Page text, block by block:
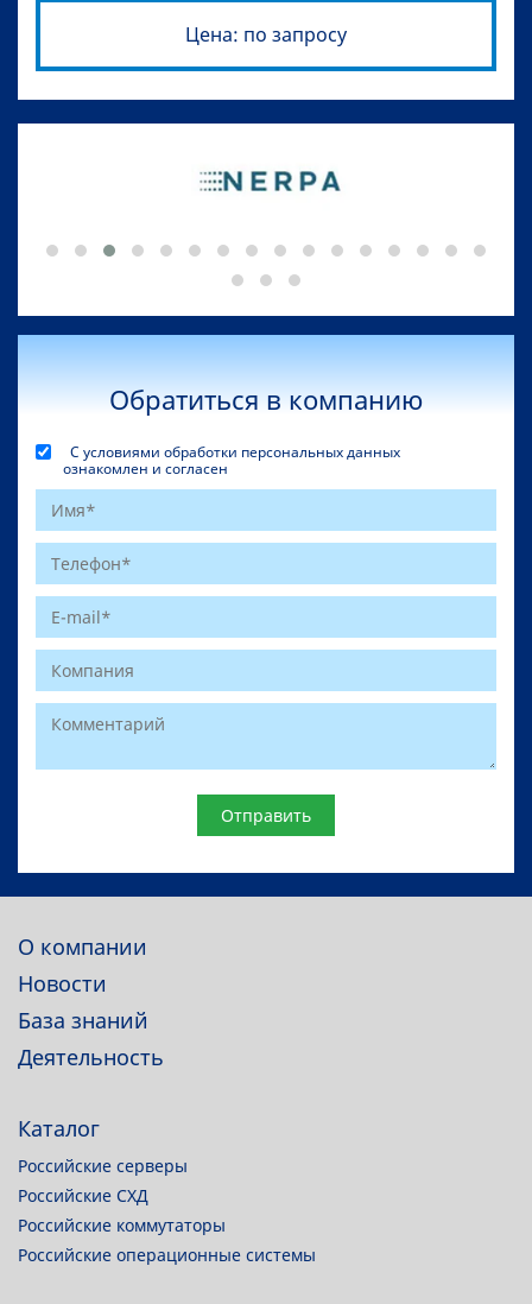
Цена: по запросу
Обратиться в компанию
С условиями обработки персональных данных
ознакомлен и согласен
О компании
Новости
База знаний
Деятельность
Каталог
Российские серверы
Российские СХД
Российские коммутаторы
Российские операционные системы